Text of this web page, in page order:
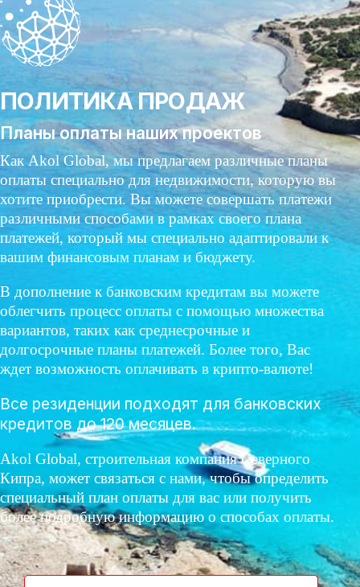
ПОЛИТИКА ПРОДАЖ
Планы оплаты наших проектов
Как Akol Global, мы предлагаем различные планы
оплаты специально для недвижимости, которую вы
хотите приобрести. Вы можете совершать платежи
различными способами в рамках своего плана
платежей, который мы специально адаптировали к
вашим финансовым планам и бюджету.
В дополнение к банковским кредитам вы можете
облегчить процесс оплаты с помощью множества
вариантов, таких как среднесрочные и
долгосрочные планы платежей. Более того, Вас
ждет возможность оплачивать в крипто-валюте!
Все резиденции подходят для банковских
кредитов до 120 месяцев.
Akol Global, строительная компания Северного
Кипра, может связаться с нами, чтобы определить
специальный план оплаты для вас или получить
более подробную информацию о способах оплаты.